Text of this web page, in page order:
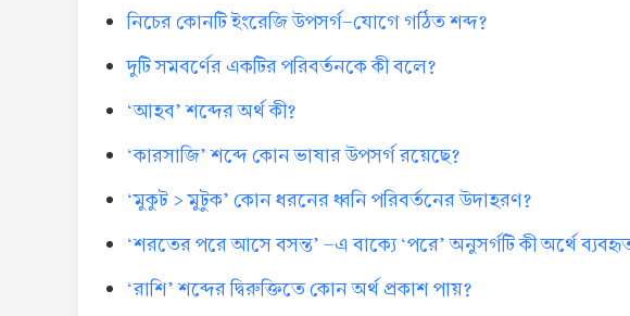
নিচের কোনটি ইংরেজি উপসর্গ-যোগে গঠিত শব্দ?
দুটি সমবর্ণের একটির পরিবর্তনকে কী বলে?
‘আহব’ শব্দের অর্থ কী?
‘কারসাজি’ শব্দে কোন ভাষার উপসর্গ রয়েছে?
‘মুকুট > মুটুক’ কোন ধরনের ধ্বনি পরিবর্তনের উদাহরণ?
‘শরতের পরে আসে বসন্ত’ -এ বাক্যে ‘পরে’ অনুসর্গটি কী অর্থে
‘রাশি’ শব্দের দ্বিরুক্তিতে কোন অর্থ প্রকাশ পায়?